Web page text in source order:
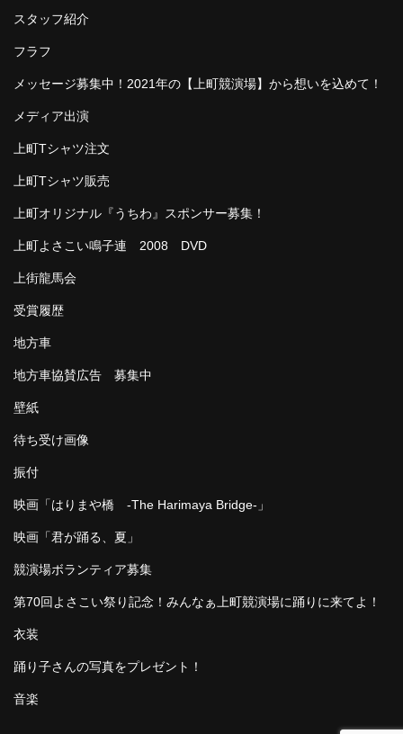
スタッフ紹介
フラフ
メッセージ募集中！2021年の【上町競演場】から想いを込めて！
メディア出演
上町Tシャツ注文
上町Tシャツ販売
上町オリジナル『うちわ』スポンサー募集！
上町よさこい鳴子連 2008 DVD
上街龍馬会
受賞履歴
地方車
地方車協賛広告 募集中
壁紙
待ち受け画像
振付
映画「はりまや橋 -The Harimaya Bridge-」
映画「君が踊る、夏」
競演場ボランティア募集
第70回よさこい祭り記念！みんなぁ上町競演場に踊りに来てよ！
衣装
踊り子さんの写真をプレゼント！
音楽